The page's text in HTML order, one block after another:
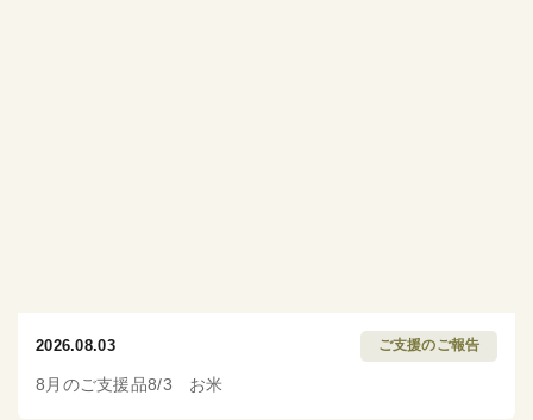
2026.08.03 ご支援のご報告
8月のご支援品8/3 お米